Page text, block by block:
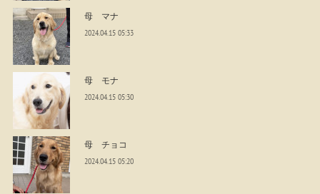
母 マナ
2024.04.15 05:33
母 モナ
2024.04.15 05:30
母 チョコ
2024.04.15 05:20